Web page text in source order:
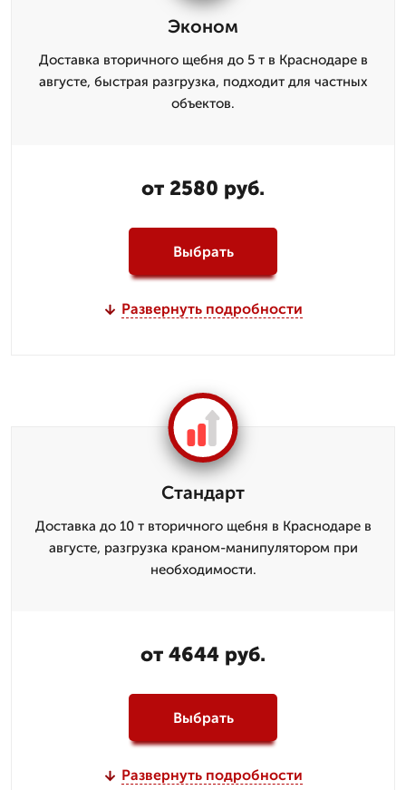
Эконом
Доставка вторичного щебня до 5 т в Краснодаре в
августе, быстрая разгрузка, подходит для частных
объектов.
от 2580 руб.
Выбрать
Развернуть подробности
Стандарт
Доставка до 10 т вторичного щебня в Краснодаре в
августе, разгрузка краном-манипулятором при
необходимости.
от 4644 руб.
Выбрать
Развернуть подробности